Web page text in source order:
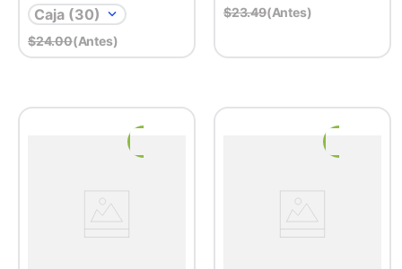
Caja (30)
$24.00(antes)
$23.49(antes)